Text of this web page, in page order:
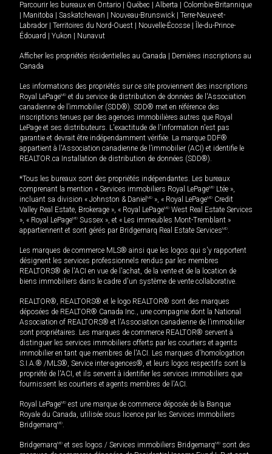
Parcourir les bureaux en Ontario Québec Alberta
Colombie-Britannique
Manitoba Saskatchewan Nouveau-Brunswick
Terre-Neuve-et-
Labrador
Territoires du Nord-Ouest Nouvelle-Écosse
Île-du-Prince-
Édouard
Yukon Nunavut
Afficher les propriétés résidentielles au Canada
Dernières inscriptions au
Canada
Les informations des propriétés sur ce site proviennent des inscriptions
Royal LePageMD et du service de distribution de données de l'Association
canadienne de l’immobilier (SDD®). SDD® met en référence des
inscriptions tenues par des agences immobilières autres que Royal
LePage et ses distributeurs. L'exactitude de l'information n'est pas
garantie et devrait être indépendamment vérifiée. La marque DDF®
appartient à l'Association canadienne de l’immobilier (ACI) et identifie le
REALTOR.ca Installation de distribution de données (SDD®).
*Tous les bureaux sont des propriétés indépendantes. Les bureaux
comprenant la mention « Services immobiliers Royal LePageMD Ltée »,
incluant sa division « Johnston & Daniel MD », « Royal LePageMD Credit
Valley Real Estate, Brokerage », « Royal LePageMD West Real Estate Services
», « Royal LePageMD Sussex », et « Les immeubles Mont-Tremblant »
appartiennent et sont gérés par Bridgemarq Real Estate ServicesMD.
Les marques de commerce MLS® ainsi que les logos qui s'y rapportent
désignent les services professionnels rendus par les membres
REALTORS® de l'ACI en vue de l'achat, de la vente et de la location de
biens immobiliers dans le cadre d'un système de vente collaborative.
REALTOR®, REALTORS® et le logo REALTOR® sont des marques
déposées de REALTOR® Canada Inc., une compagnie dont la National
Association of REALTORS® et l'Association canadienne de l’immobilier
sont propriétaires. Les marques de commerce REALTOR® servent à
distinguer les services immobiliers offerts par les courtiers et agents
immobilier en tant que membres de l'ACI. Les marques d'homologation
S.I.A.® /MLS®, Service inter-agences®, et leurs logos respectifs sont la
propriété de l'ACI, et ils servent à identifier les services immobiliers que
fournissent les courtiers et agents membres de l'ACI.
Royal LePageMD est une marque de commerce déposée de la Banque
Royale du Canada, utilisée sous licence par les Services immobiliers
BridgemarqMD.
BridgemarqMD et ses logos / Services immobiliers BridgemarqMD sont des